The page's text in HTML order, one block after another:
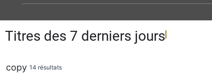
Titres des 7 derniers jours
copy 14 résultats